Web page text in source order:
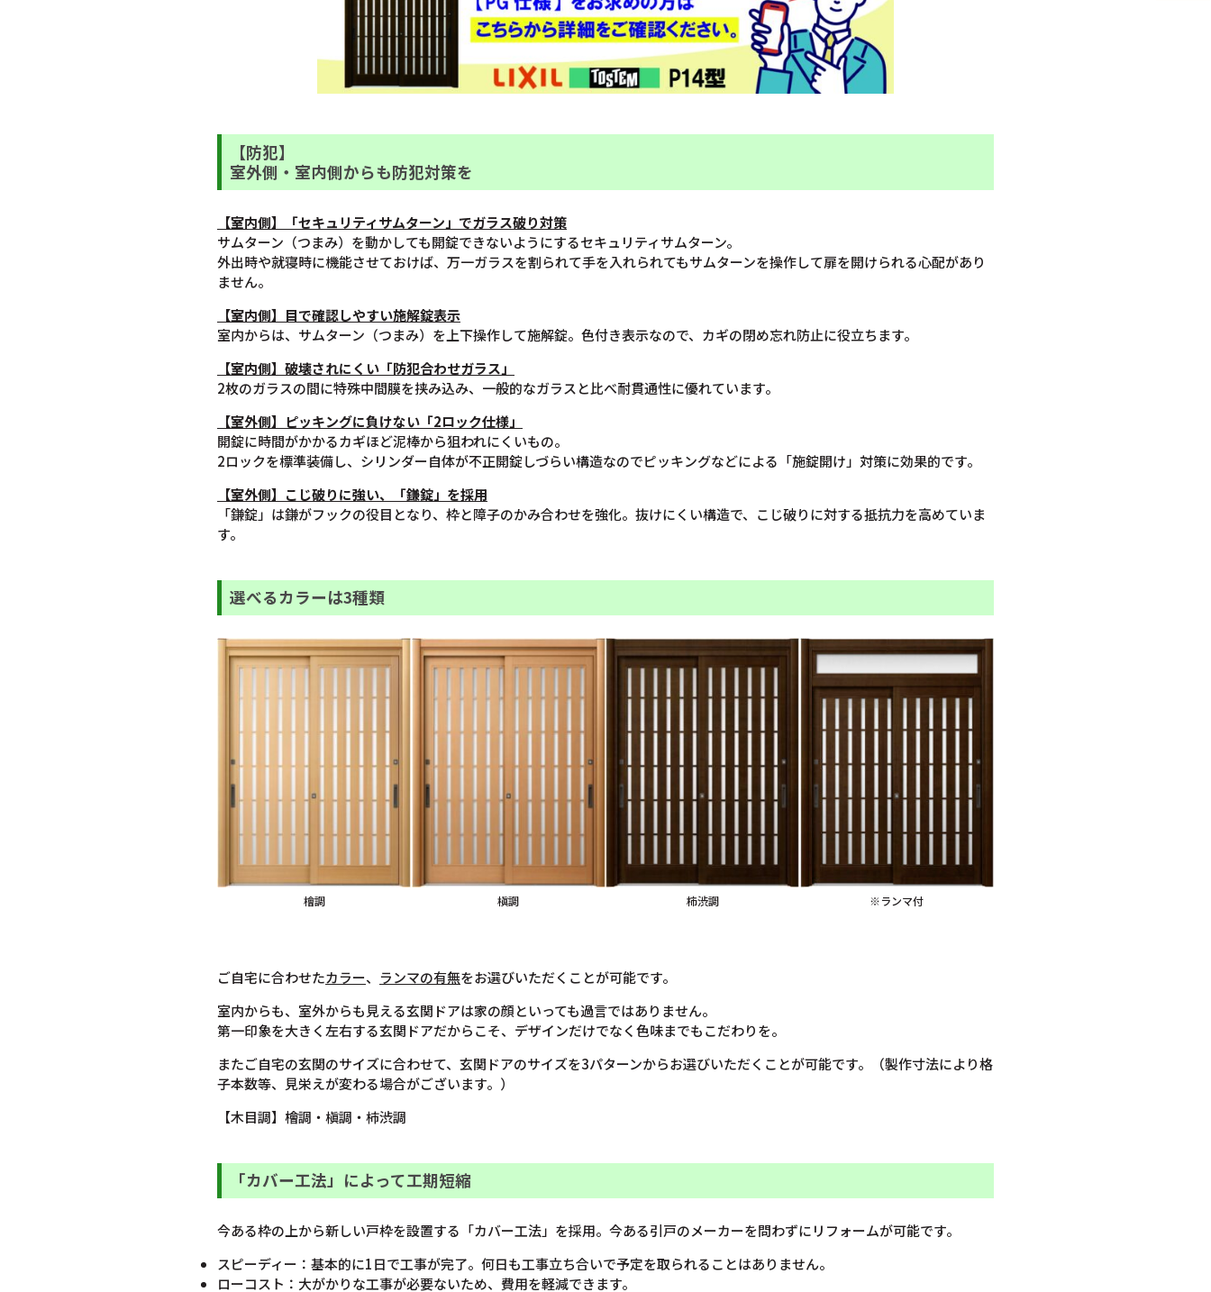
【防犯】
室外側・室内側からも防犯対策を
【室内側】「セキュリティサムターン」でガラス破り対策
サムターン（つまみ）を動かしても開錠できないようにするセキュリティサムターン。
外出時や就寝時に機能させておけば、万一ガラスを割られて手を入れられてもサムターンを操作して扉を開けられる心配があり
ません。
【室内側】目で確認しやすい施解錠表示
室内からは、サムターン（つまみ）を上下操作して施解錠。色付き表示なので、カギの閉め忘れ防止に役立ちます。
【室内側】破壊されにくい「防犯合わせガラス」
2枚のガラスの間に特殊中間膜を挟み込み、一般的なガラスと比べ耐貫通性に優れています。
【室外側】ピッキングに負けない「2ロック仕様」
開錠に時間がかかるカギほど泥棒から狙われにくいもの。
2ロックを標準装備し、シリンダー自体が不正開錠しづらい構造なのでピッキングなどによる「施錠開け」対策に効果的です。
【室外側】こじ破りに強い、「鎌錠」を採用
「鎌錠」は鎌がフックの役目となり、枠と障子のかみ合わせを強化。抜けにくい構造で、こじ破りに対する抵抗力を高めていま
す。
選べるカラーは3種類
檜調 槇調 柿渋調 ※ランマ付
ご自宅に合わせたカラー、 ランマの有無をお選びいただくことが可能です。
室内からも、室外からも見える玄関ドアは家の顔といっても過言ではありません。
第一印象を大きく左右する玄関ドアだからこそ、デザインだけでなく色味までもこだわりを。
またご自宅の玄関のサイズに合わせて、玄関ドアのサイズを3パターンからお選びいただくことが可能です。（製作寸法により格
子本数等、見栄えが変わる場合がございます。）
【木目調】檜調・槇調・柿渋調
「カバー工法」によって工期短縮
今ある枠の上から新しい戸枠を設置する「カバー工法」を採用。今ある引戸のメーカーを問わずにリフォームが可能です。
スピーディー：基本的に1日で工事が完了。何日も工事立ち合いで予定を取られることはありません。
ローコスト：大がかりな工事が必要ないため、費用を軽減できます。